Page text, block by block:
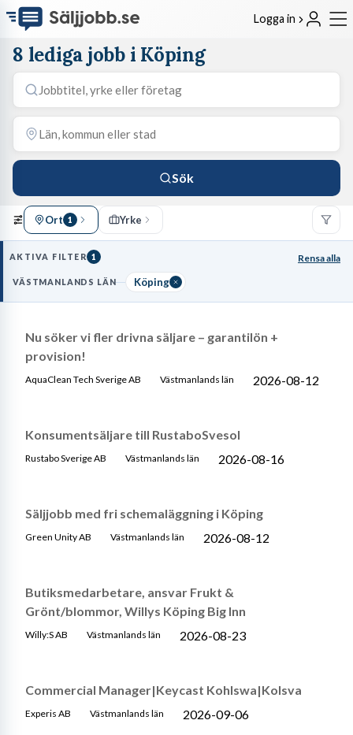
Logga in
8 lediga jobb i Köping
Sök
Ort 1 Yrke
AKTIVA FILTER 1 Rensa alla
VÄSTMANLANDS LÄN Köping
Nu söker vi fler drivna säljare – garantilön +
provision!
AquaClean Tech Sverige AB Västmanlands län 2026-08-12
Konsumentsäljare till RustaboSvesol
Rustabo Sverige AB Västmanlands län 2026-08-16
Säljjobb med fri schemaläggning i Köping
Green Unity AB Västmanlands län 2026-08-12
Butiksmedarbetare, ansvar Frukt &
Grönt/blommor, Willys Köping Big Inn
Willy:S AB Västmanlands län 2026-08-23
Commercial Manager|Keycast Kohlswa|Kolsva
Experis AB Västmanlands län 2026-09-06